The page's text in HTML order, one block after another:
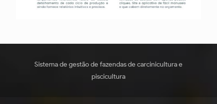
Sistema de gestão de fazendas de carcinicultura e
piscicultura